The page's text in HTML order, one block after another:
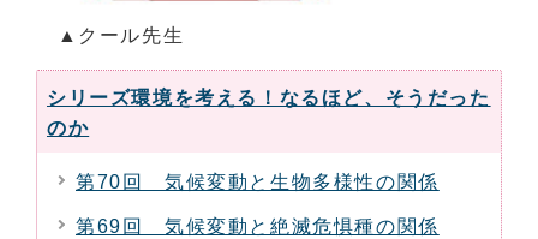
▲クール先生
シリーズ環境を考える！なるほど、そうだった
のか
第70回 気候変動と生物多様性の関係
第69回 気候変動と絶滅危惧種の関係